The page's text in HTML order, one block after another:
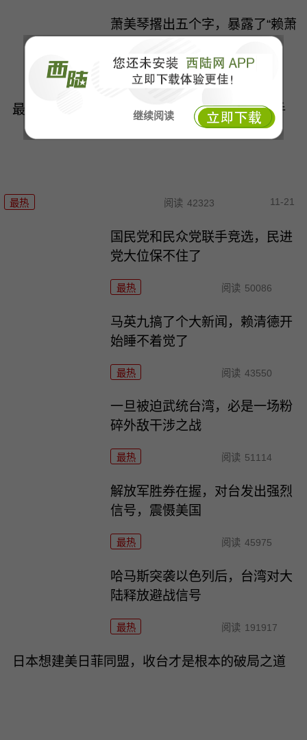
继续阅读
萧美琴撂出五个字，暴露了“赖萧
最热 阅读
最后关头没谈拢！蓝白不退让，柯文哲留了一手
最热 阅读 42323 11-21
国民党和民众党联手竞选，民进
党大位保不住了
最热 阅读 50086
马英九搞了个大新闻，赖清德开
始睡不着觉了
最热 阅读 43550
一旦被迫武统台湾，必是一场粉
碎外敌干涉之战
最热 阅读 51114
解放军胜券在握，对台发出强烈
信号，震慑美国
最热 阅读 45975
哈马斯突袭以色列后，台湾对大
陆释放避战信号
最热 阅读 191917
日本想建美日菲同盟，收台才是根本的破局之道